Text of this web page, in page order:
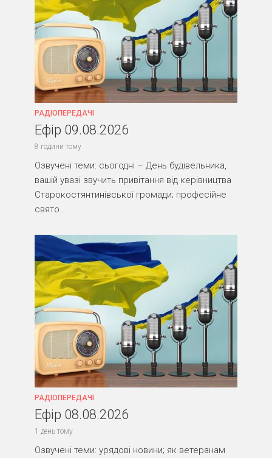
РАДІОПЕРЕДАЧІ
Ефір 09.08.2026
8 години тому
Озвучені теми: сьогодні – День будівельника,
вашій увазі звучить привітання від керівництва
Старокостянтинівської громади; професійне
свято...
РАДІОПЕРЕДАЧІ
Ефір 08.08.2026
1 день тому
Озвучені теми: урядові новини; як ветеранам